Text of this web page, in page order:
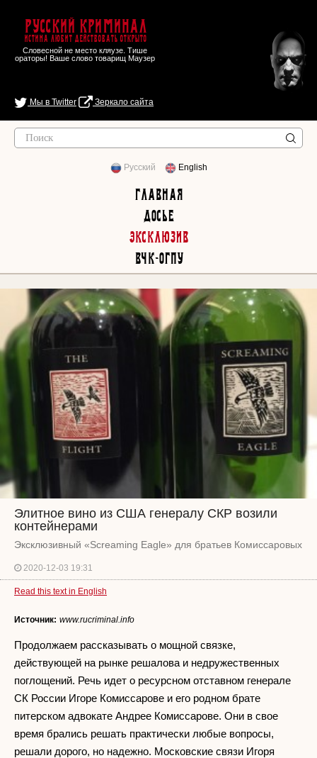
Русский Криминал
Истина любит действовать открыто
Словесной не место кляузе. Тише
ораторы! Ваше слово товарищ Маузер
Мы в Twitter Зеркало сайта
Русский English
Главная
Досье
Эксклюзив
ВЧК-ОГПУ
Элитное вино из США генералу СКР возили
контейнерами
Эксклюзивный «Screaming Eagle» для братьев Комиссаровых
2020-12-03 19:31
Read this text in English
Источник: www.rucriminal.info
Продолжаем рассказывать о мощной связке,
действующей на рынке решалова и недружественных
поглощений. Речь идет о ресурсном отставном генерале
СК России Игоре Комиссарове и его родном брате
питерском адвокате Андрее Комиссарове. Они в свое
время брались решать практически любые вопросы,
решали дорого, но надежно. Московские связи Игоря